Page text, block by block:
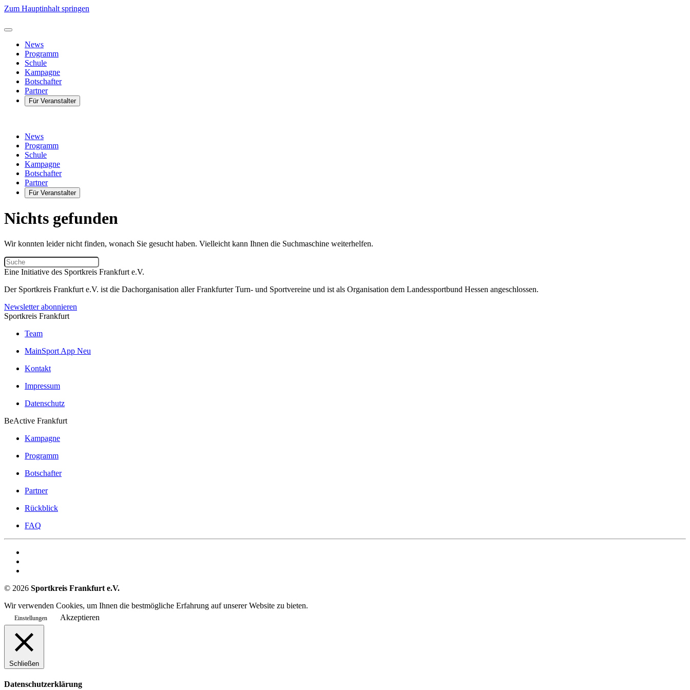
Zum Hauptinhalt springen
News
Programm
Schule
Kampagne
Botschafter
Partner
Für Veranstalter
News
Programm
Schule
Kampagne
Botschafter
Partner
Für Veranstalter
Nichts gefunden
Wir konnten leider nicht finden, wonach Sie gesucht haben. Vielleicht kann Ihnen die Suchmaschine weiterhelfen.
Eine Initiative des Sportkreis Frankfurt e.V.
Der Sportkreis Frankfurt e.V. ist die Dachorganisation aller Frankfurter Turn- und Sportvereine und ist als Organisation dem Landessportbund Hessen angeschlossen.
Newsletter abonnieren
Sportkreis Frankfurt
Team
MainSport App Neu
Kontakt
Impressum
Datenschutz
BeActive Frankfurt
Kampagne
Programm
Botschafter
Partner
Rückblick
FAQ
© 2026 Sportkreis Frankfurt e.V.
Wir verwenden Cookies, um Ihnen die bestmögliche Erfahrung auf unserer Website zu bieten.
Einstellungen Akzeptieren
Schließen
Datenschutzerklärung